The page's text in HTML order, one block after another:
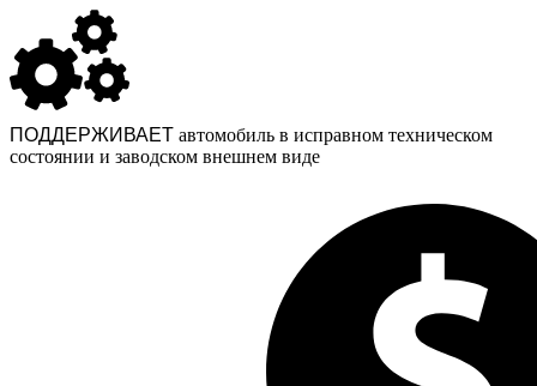
ПОДДЕРЖИВАЕТ автомобиль в исправном техническом
состоянии и заводском внешнем виде